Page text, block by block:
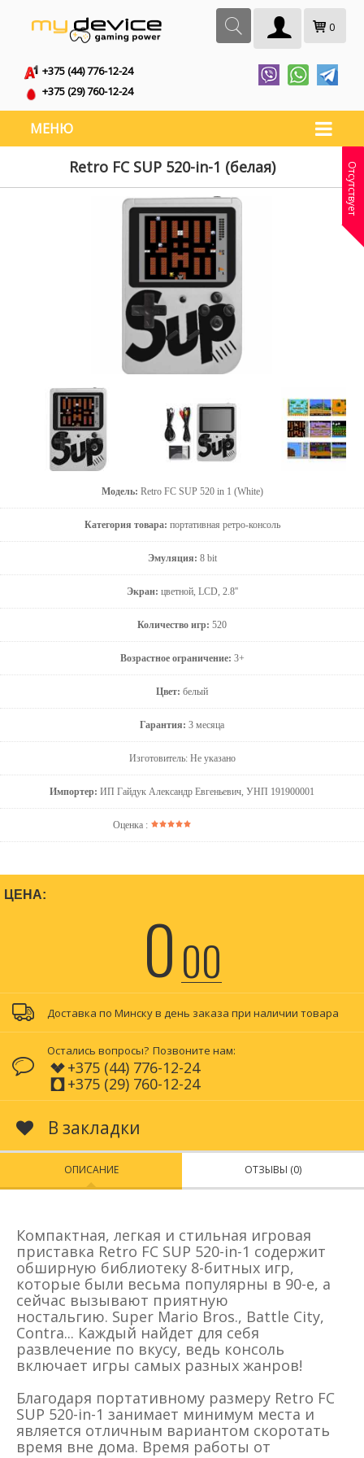
0
+375 (44) 776-12-24
+375 (29) 760-12-24
МЕНЮ
Retro FC SUP 520-in-1 (белая)
Модель: Retro FC SUP 520 in 1 (White)
Категория товара: портативная ретро-консоль
Эмуляция: 8 bit
Экран: цветной, LCD, 2.8''
Количество игр: 520
Возрастное ограничение: 3+
Цвет: белый
Гарантия: 3 месяца
Изготовитель: Не указано
Импортер: ИП Гайдук Александр Евгеньевич, УНП 191900001
Оценка :
Отсутствует
ЦЕНА:
000
Доставка по Минску в день заказа при наличии товара
Остались вопросы? Позвоните нам:
+375 (44) 776-12-24
+375 (29) 760-12-24
В закладки
ОПИСАНИЕ ОТЗЫВЫ (0)
Компактная, легкая и стильная игровая
приставка Retro FC SUP 520-in-1 содержит
обширную библиотеку 8-битных игр,
которые были весьма популярны в 90-е, а
сейчас вызывают приятную
ностальгию. Super Mario Bros., Battle City,
Contra... Каждый найдет для себя
развлечение по вкусу, ведь консоль
включает игры самых разных жанров!
Благодаря портативному размеру Retro FC
SUP 520-in-1 занимает минимум места и
является отличным вариантом скоротать
время вне дома. Время работы от